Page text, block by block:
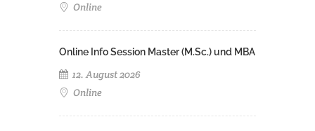
Online
Online Info Session Master (M.Sc.) und MBA
12. August 2026
Online